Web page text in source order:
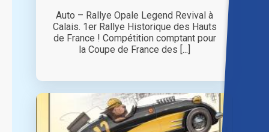
Auto – Rallye Opale Legend Revival à
Calais. 1er Rallye Historique des Hauts
de France ! Compétition comptant pour
la Coupe de France des [...]